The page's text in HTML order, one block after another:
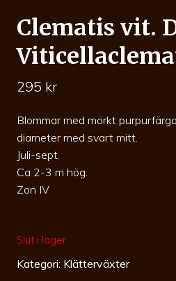
Clematis vit.
295 kr
Blommar med mörkt
diameter med svart mitt.
Juli-sept.
Ca 2-3 m hög.
Zon IV
Slut i lager
Kategori: Klätterväxter